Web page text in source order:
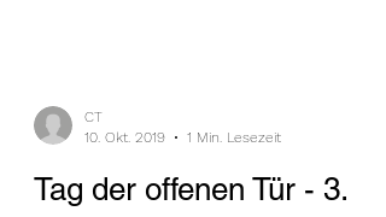
CT